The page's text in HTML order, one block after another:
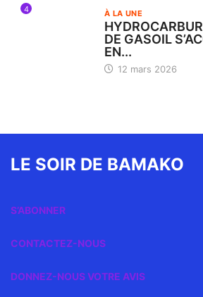
4 À LA UNE
DE GASOIL
EN...
12 mars 2026
LE SOIR DE BAMAKO
S’ABONNER
CONTACTEZ-NOUS
DONNEZ-NOUS VOTRE AVIS